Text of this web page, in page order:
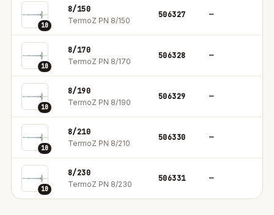
10
8/150
TermoZ PN 8/150
506327 —
10
8/170
TermoZ PN 8/170
506328 —
10
8/190
TermoZ PN 8/190
506329 —
10
8/210
TermoZ PN 8/210
506330 —
10
8/230
TermoZ PN 8/230
506331 —